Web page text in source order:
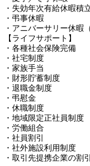
・失効年次有給休暇積
・弔事休暇
・アニバーサリー休暇
【ライフサポート】
・各種社会保険完備
・社宅制度
・家族手当
・財形貯蓄制度
・退職金制度
・弔慰金
・休職制度
・地域限定正社員制度
・労働組合
・社員割引
・社外施設利用制度
・取引先提携企業の割